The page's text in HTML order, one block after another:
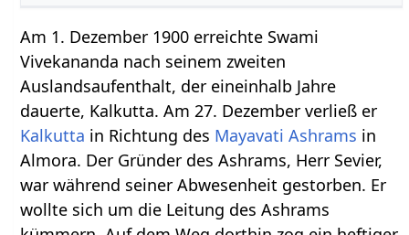
Am 1. Dezember 1900 erreichte Swami
Vivekananda nach seinem zweiten
Auslandsaufenthalt, der eineinhalb Jahre
dauerte, Kalkutta. Am 27. Dezember verließ er
Kalkutta in Richtung des Mayavati Ashrams in
Almora. Der Gründer des Ashrams, Herr Sevier,
war während seiner Abwesenheit gestorben. Er
wollte sich um die Leitung des Ashrams